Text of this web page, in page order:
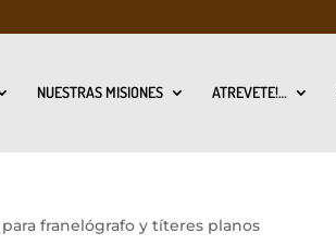
NUESTRAS MISIONES ATREVETE!…
para franelógrafo y títeres planos